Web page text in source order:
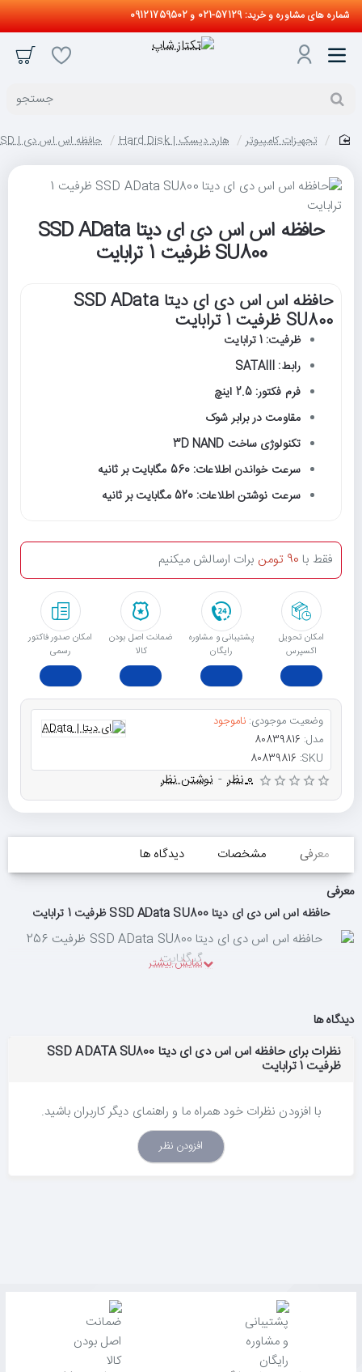
شماره های مشاوره و خرید: 57129-021 و 09121759502
جستجو
تجهیزات کامپیوتر هارد دیسک | Hard Disk حافظه اس اس دی | SSD
حافظه اس اس دی ای دیتا SSD AData
SU800 ظرفیت 1 ترابایت
حافظه اس اس دی ای دیتا SSD AData
SU800 ظرفیت 1 ترابایت
ظرفیت: 1 ترابایت
رابط: SATAIII
فرم فکتور: 2.5 اینچ
مقاومت در برابر شوک
تکنولوژی ساخت 3D NAND
سرعت خواندن اطلاعات: 560 مگابایت بر ثانیه
سرعت نوشتن اطلاعات: 520 مگابایت بر ثانیه
امکان تحویل
اکسپرس
پشتیبانی و مشاوره
رایگان
ﺿﻤﺎﻧﺖ اﺻﻞ ﺑﻮدن
ﮐﺎﻟﺎ
امکان صدور فاکتور
رسمی
فقط با 90 تومن برات ارسالش میکنیم
وضعیت موجودی: ناموجود
مدل: 80839816
SKU:
80839816
0 نظر - نوشتن نظر
معرفی مشخصات
دیدگاه ها
معرفی
حافظه اس اس دی ای دیتا SSD AData SU800 ظرفیت 1 ترابایت
دیدگاه ها
نظرات برای حافظه اس اس دی ای دیتا SSD ADATA SU800
ظرفیت 1 ترابایت
با افزودن نظرات خود همراه ما و راهنمای دیگر کاربران باشید.
افزودن نظر